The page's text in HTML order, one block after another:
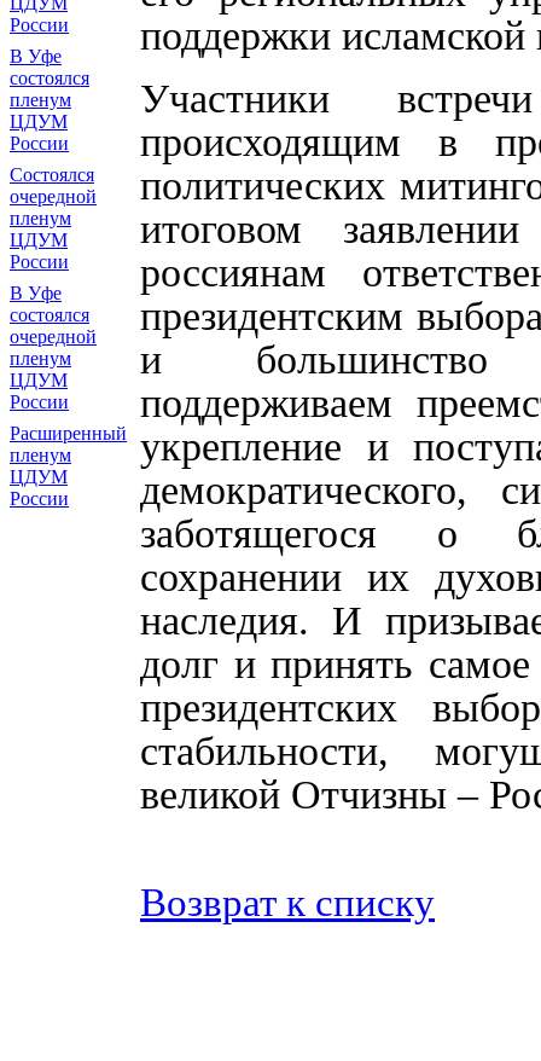
России
В Уфе
состоялся
пленум
ЦДУМ
России
Состоялся
очередной
пленум
ЦДУМ
России
В Уфе
состоялся
очередной
пленум
ЦДУМ
России
Расширенный
пленум
ЦДУМ
России
поддержки исламской
Участники
происходящим в
политических
итоговом
россиянам
президентским
и большинство
поддерживаем
укрепление и
демократического,
заботящегося о
сохранении их
наследия. И
долг и принять
президентских
стабильности,
великой Отчизны –
Возврат к списку